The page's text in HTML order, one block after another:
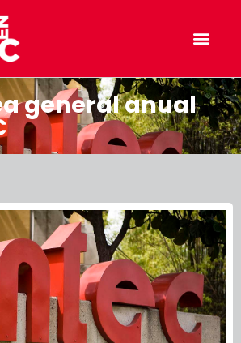
general anual